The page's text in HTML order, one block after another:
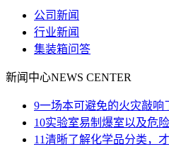
公司新闻
行业新闻
集装箱问答
新闻中心NEWS CENTER
9一场本可避免的火灾敲响
10实验室易制爆室以及危
11清晰了解化学品分类，